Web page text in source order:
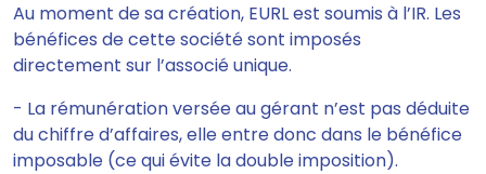
Au moment de sa création, EURLest soumis à l’IR. Les
bénéfices de cette société sont imposés
directement sur l’associé unique.
- La rémunération versée au gérant n’est pas déduite
du chiffre d’affaires, elle entre donc dans le bénéfice
imposable (ce qui évite la double imposition).